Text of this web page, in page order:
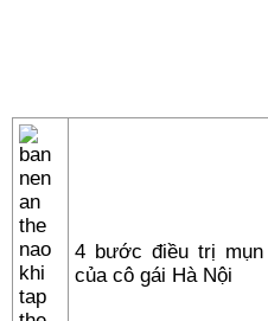
4 bước điều trị
của cô gái Hà Nội